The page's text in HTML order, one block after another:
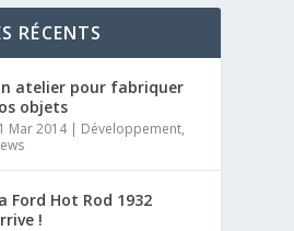
RÉCENTS
atelier pour fabriquer
objets
Mar 2014| Développement,
Ford Hot Rod 1932
!